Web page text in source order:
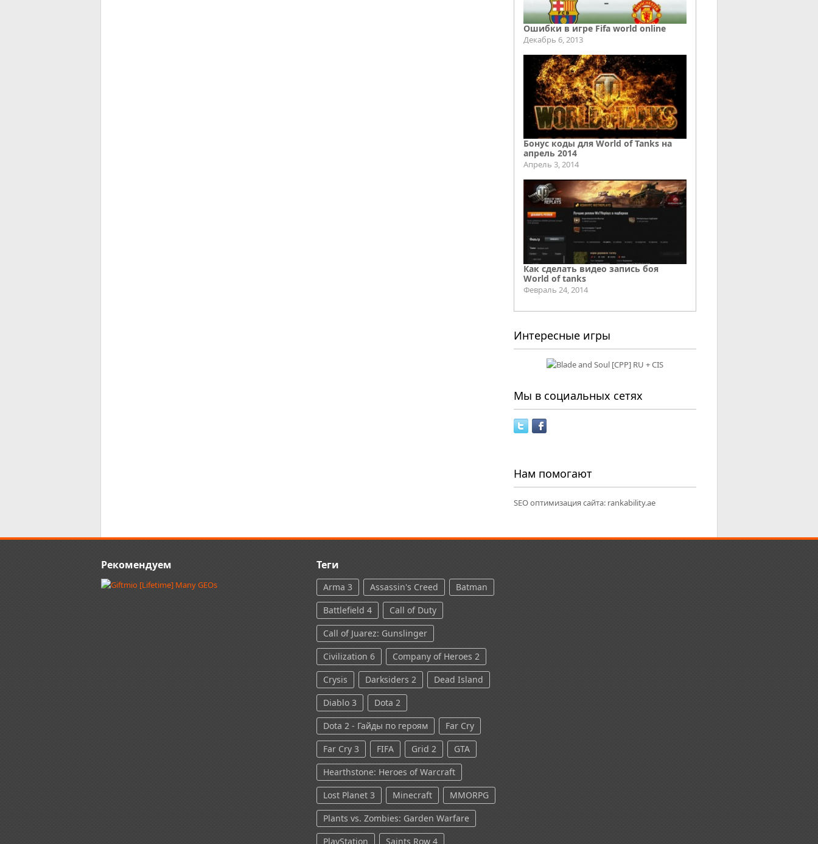
Ошибки в игре Fifa world online
Декабрь 6, 2013
Бонус коды для World of Tanks на
апрель 2014
Апрель 3, 2014
Как сделать видео запись боя
World of tanks
Февраль 24, 2014
Интересные игры
Мы в социальных сетях
Нам помогают
SEO оптимизация сайта: rankability.ae
Рекомендуем Теги
Arma 3 Assassin's Creed
Batman
Battlefield 4
Call of Duty
Call of Juarez: Gunslinger
Civilization 6
Company of Heroes 2
Crysis
Darksiders 2
Dead Island
Diablo 3
Dota 2
Dota 2 - Гайды по героям
Far Cry
Far Cry 3
FIFA Grid 2
GTA
Hearthstone: Heroes of Warcraft
Lost Planet 3
Minecraft
MMORPG
Plants vs. Zombies: Garden Warfare
PlayStation
Saints Row 4